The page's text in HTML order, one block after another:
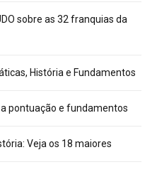
sobre as 32 franquias da
História e Fundamentos
pontuação e fundamentos
Veja os 18 maiores